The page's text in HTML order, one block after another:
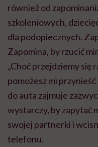
również od
szkoleniowych,
dla podopiecznych.
Zapomina, by rzucić
„Choć przejdziemy się
pomożesz mi
do auta zajmuje
wystarczy, by zapytać
swojej partnerki i
telefonu.